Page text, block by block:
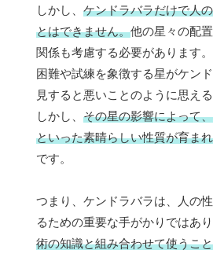
しかし、 ケンドラバラだけで人
とはできません。他の星々の配
関係も考慮する必要があります
困難や試練を象徴する星がケン
見すると悪いことのように思え
しかし、 その星の影響によって
といった素晴らしい性質が育ま
です。
つまり、ケンドラバラは、人の
るための重要な手がかりではあり
術の知識と組み合わせて使うこ